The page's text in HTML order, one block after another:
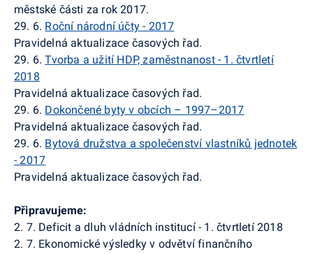
městské části za rok 2017.
29. 6. Roční národní účty - 2017
Pravidelná aktualizace časových řad.
29. 6.Tvorba a užití HDP, zaměstnanost - 1. čtvrtletí
2018
Pravidelná aktualizace časových řad.
29. 6. Dokončené byty v obcích – 1997–2017
Pravidelná aktualizace časových řad.
29. 6. Bytová družstva a společenství vlastníků jednotek
- 2017
Pravidelná aktualizace časových řad.
Připravujeme:
2. 7. Deficit a dluh vládních institucí - 1. čtvrtletí 2018
2. 7. Ekonomické výsledky v odvětví finančního